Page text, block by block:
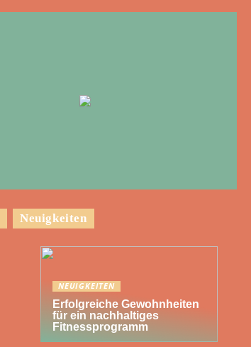
Neuigkeiten
NEUIGKEITEN
Erfolgreiche Gewohnheiten
für ein nachhaltiges
Fitnessprogramm